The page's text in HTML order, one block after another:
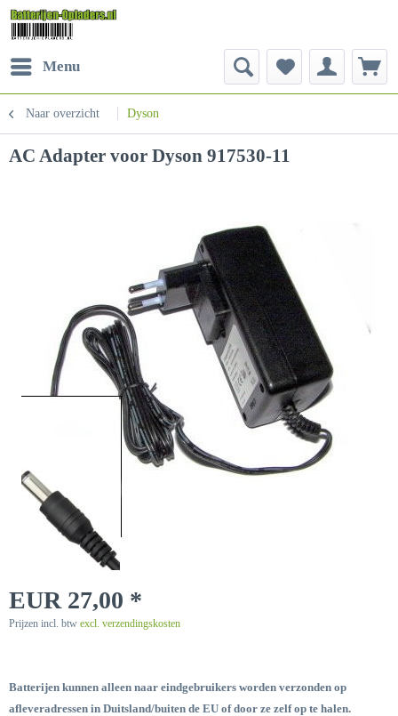
Menu
Naar overzicht Dyson
AC Adapter voor Dyson 917530-11
EUR 27,00 *
Prijzen incl. btw excl. verzendingskosten
Batterijen kunnen alleen naar eindgebruikers worden verzonden op
afleveradressen in Duitsland/buiten de EU of door ze zelf op te halen.